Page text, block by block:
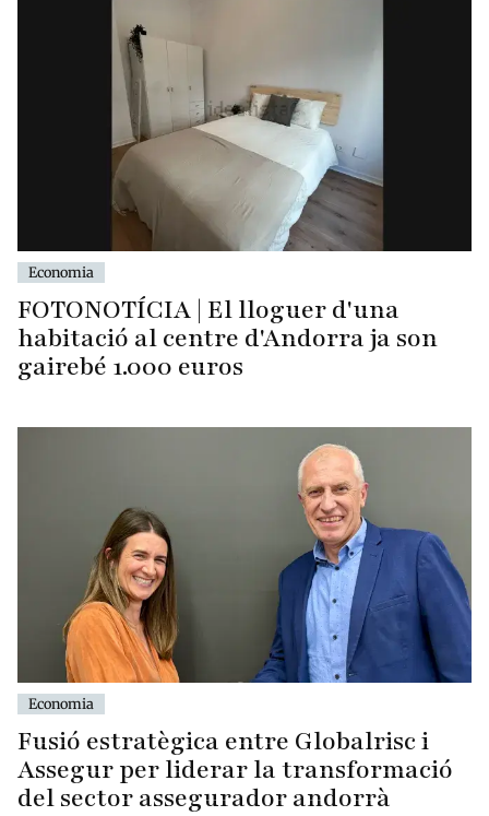
Economia
FOTONOTÍCIA | El lloguer d'una
habitació al centre d'Andorra ja son
gairebé 1.000 euros
Economia
Fusió estratègica entre Globalrisc i
Assegur per liderar la transformació
del sector assegurador andorrà